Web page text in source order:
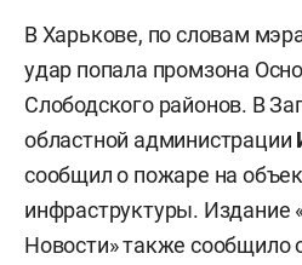
В Харькове, по словам
удар попала промзона
Слободского районов. В
областной администрации
сообщил о пожаре на
инфраструктуры. Издание
Новости» также сообщило